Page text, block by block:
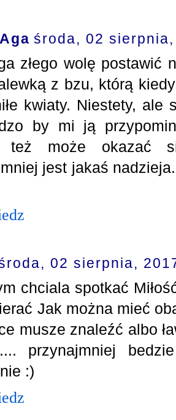
środa, 02
złego wolę postawić
z bzu, którą
kwiaty. Niestety, ale
by mi ją
też może okazać
jest jakaś
02 sierpnia,
chciala spotkać
Jak można mieć
musze znaleźć albo
przynajmniej
:)